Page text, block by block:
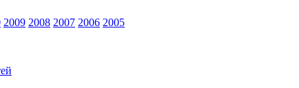
2009 2008 2007 2006 2005